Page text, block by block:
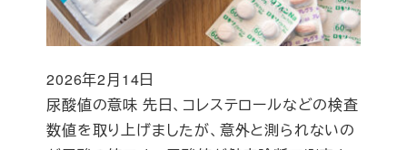
尿酸値の意味 先日、コレステロールなどの検査
数値を取り上げましたが、意外と測られないの
投稿日
2026年2月14日